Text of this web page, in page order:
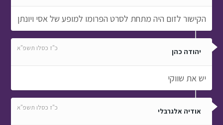
הקישור לזום היה מתחת לסרט הפרומו למופע של אסי ויונתן
יהודה כהן כ"ז כסלו תשפ"א
יש את שווקי
אודיה אלגרבלי כ"ז כסלו תשפ"א